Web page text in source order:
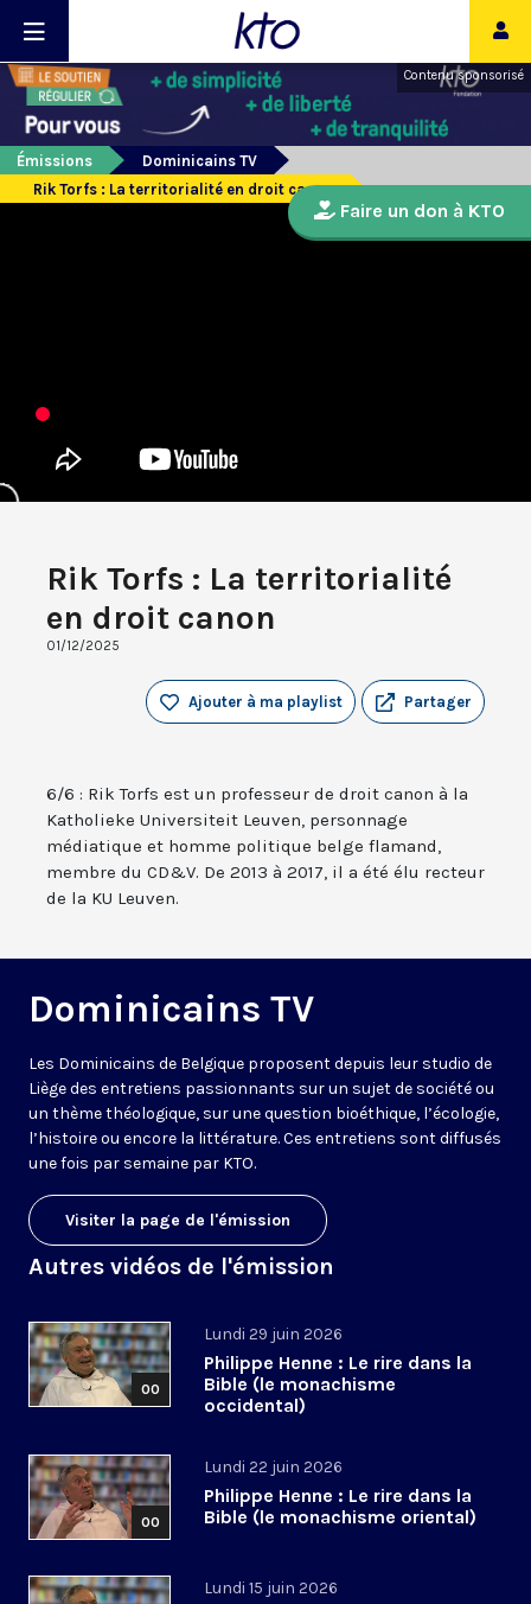
Contenu sponsorisé
Émissions
Dominicains TV
Rik Torfs : La territorialité en droit canon
Rik Torfs : La territorialité
en droit canon
01/12/2025
Partager
Ajouter à ma playlist
6/6 : Rik Torfs est un professeur de droit canon à la
Katholieke Universiteit Leuven, personnage
médiatique et homme politique belge flamand,
membre du CD&V. De 2013 à 2017, il a été élu recteur
de la KU Leuven.
Dominicains TV
Les Dominicains de Belgique proposent depuis leur studio de
Liège des entretiens passionnants sur un sujet de société ou
un thème théologique, sur une question bioéthique, l’écologie,
l’histoire ou encore la littérature. Ces entretiens sont diffusés
une fois par semaine par KTO.
Visiter la page de l'émission
Autres vidéos de l'émission
00
Lundi 29 juin 2026
Philippe Henne : Le rire dans la
Bible (le monachisme
occidental)
00
Lundi 22 juin 2026
Philippe Henne : Le rire dans la
Bible (le monachisme oriental)
Lundi 15 juin 2026
Faire un don à KTO